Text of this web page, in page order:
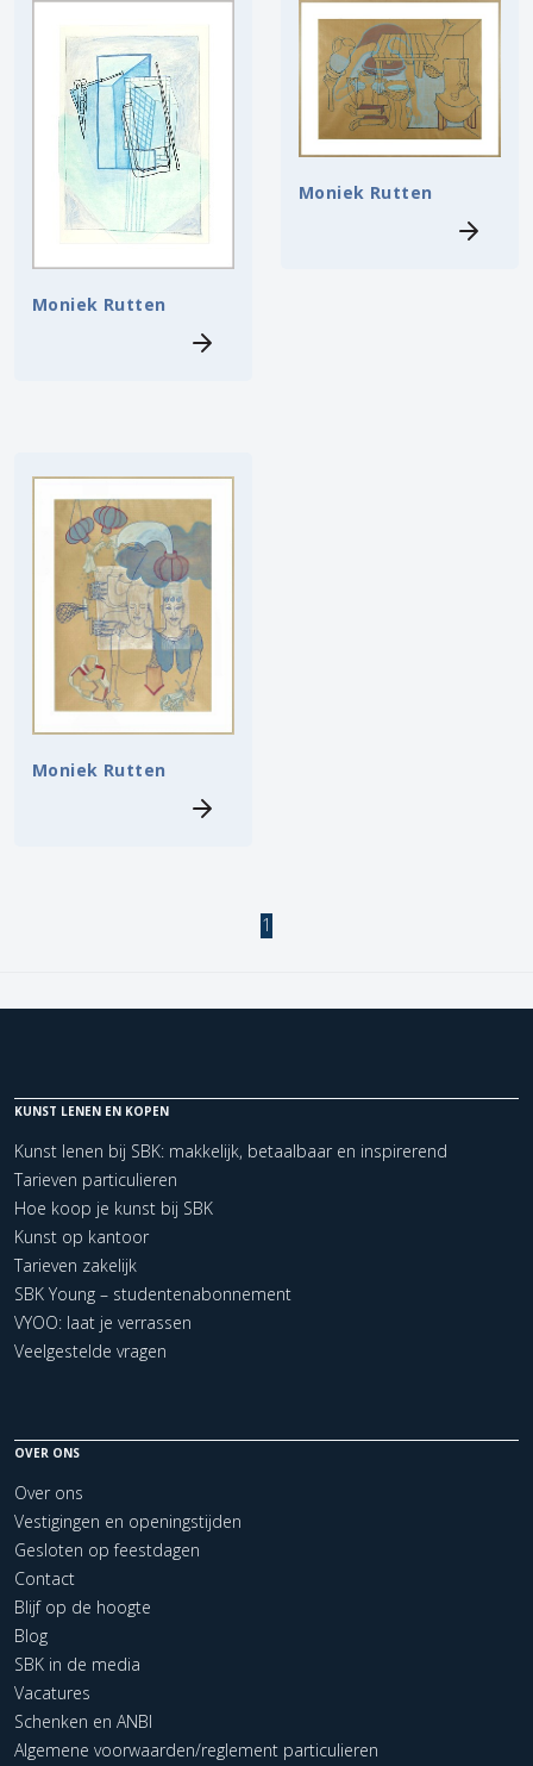
Moniek Rutten
Moniek Rutten
Moniek Rutten
1
KUNST LENEN EN KOPEN
Kunst lenen bij SBK: makkelijk, betaalbaar en inspirerend
Tarieven particulieren
Hoe koop je kunst bij SBK
Kunst op kantoor
Tarieven zakelijk
SBK Young – studentenabonnement
VYOO: laat je verrassen
Veelgestelde vragen
OVER ONS
Over ons
Vestigingen en openingstijden
Gesloten op feestdagen
Contact
Blijf op de hoogte
Blog
SBK in de media
Vacatures
Schenken en ANBI
Algemene voorwaarden/reglement particulieren